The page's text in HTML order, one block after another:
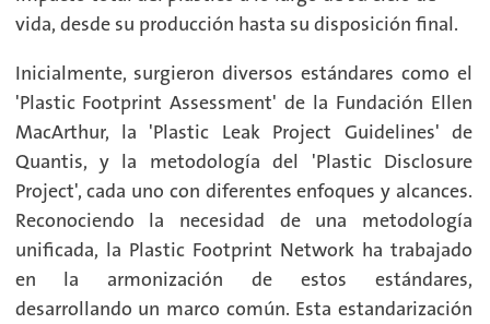
vida, desde su producción hasta su disposición final.
Inicialmente, surgieron diversos estándares como el
'Plastic Footprint Assessment' de la Fundación Ellen
MacArthur, la 'Plastic Leak Project Guidelines' de
Quantis, y la metodología del 'Plastic Disclosure
Project', cada uno con diferentes enfoques y alcances.
Reconociendo la necesidad de una metodología
unificada, la Plastic Footprint Network ha trabajado
en la armonización de estos estándares,
desarrollando un marco común. Esta estandarización